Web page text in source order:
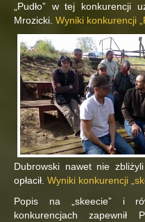
„Pudło” w tej konkurencji
Mrozicki. Wyniki konkurencji
Dubrowski nawet nie
opłacił. Wyniki konkurencji
Popis na „skeecie” i
konkurencjach zapewnił